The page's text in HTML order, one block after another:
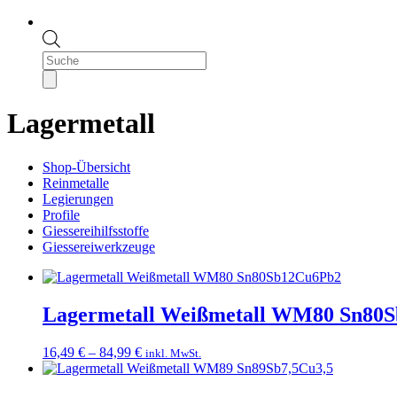
Products
search
Lagermetall
Shop-Übersicht
Reinmetalle
Legierungen
Profile
Giessereihilfsstoffe
Giessereiwerkzeuge
Lagermetall Weißmetall WM80
16,49 € – 84,99 €Preisspanne:
16,49 €
inkl. MwSt.